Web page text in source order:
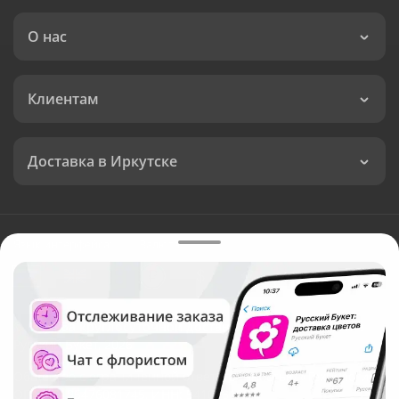
О нас
Клиентам
Доставка в Иркутске
Валюта:
Служба круглосуточной доставки цветов в Иркутске
Русский Букет, 2026
Общество с ограниченной ответственностью «Технология»
ОГРН: 1195476081745, ИНН: 5410081997